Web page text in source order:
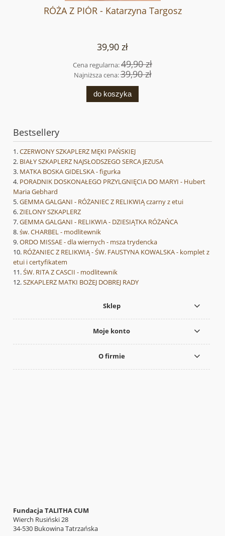
RÓŻA Z PIÓR - Katarzyna Targosz
39,90 zł
Cena regularna:49,90 zł
Najniższa cena:39,90 zł
do koszyka
Bestsellery
CZERWONY SZKAPLERZ MĘKI PAŃSKIEJ
BIAŁY SZKAPLERZ NAJSŁODSZEGO SERCA JEZUSA
MATKA BOSKA GIDELSKA - figurka
PORADNIK DOSKONAŁEGO PRZYLGNIĘCIA DO MARYI - Hubert
Maria Gebhard
GEMMA GALGANI - RÓŻANIEC Z RELIKWIĄ czarny z etui
ZIELONY SZKAPLERZ
GEMMA GALGANI - RELIKWIA - DZIESIĄTKA RÓŻAŃCA
św. CHARBEL - modlitewnik
ORDO MISSAE - dla wiernych - msza trydencka
RÓŻANIEC Z RELIKWIĄ - ŚW. FAUSTYNA KOWALSKA - komplet z
etui i certyfikatem
ŚW. RITA Z CASCII - modlitewnik
SZKAPLERZ MATKI BOŻEJ DOBREJ RADY
Sklep
Moje konto
O firmie
Fundacja TALITHA CUM
Wierch Rusiński 28
34-530 Bukowina Tatrzańska